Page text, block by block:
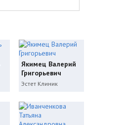
Якимец Валерий
Григорьевич
Эстет Клиник